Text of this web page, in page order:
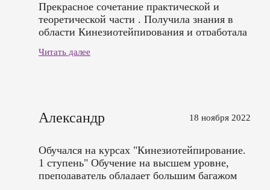
Прекрасное сочетание практической и
теоретической части . Получила знания в
области Кинезиотейпирования и отработала
форму обучения.
Читать далее
Александр 18 ноября 2022
Обучался на курсах "Кинезиотейпирование.
1 ступень" Обучение на высшем уровне,
преподаватель обладает большим багажом